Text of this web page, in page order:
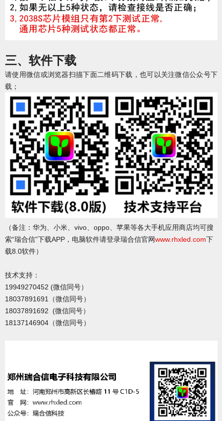
三、软件下载
请使用微信或浏览器扫描下面二维码下载，也可以关注微信公众号下
载；
（备注：华为、小米、vivo、oppo、苹果等各大手机应用商店均可搜
索“瑞合信”下载APP，电脑软件请登录瑞合信官网www.rhxled.com下
载8.0软件）
技术支持：
19949270452 (微信同号）
18037891691（微信同号）
18037891692 (微信同号）
18137146904（微信同号）